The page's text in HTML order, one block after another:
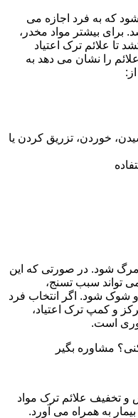
که به فرد اجازه می
برای بیشتر مواد مخدر،
تا علائم ترک اعتیاد
را نشان می دهد به
خوردن، تزریق کردن یا
شود. در صورتی که این
تواند سبب تسنج،
شوک شود. اگر انتخاب فرد
و کمپ ترک اعتیاد،
است.
مشاوره بگیر
و تخفیف علائم ترک مواد
به همراه می آورد.